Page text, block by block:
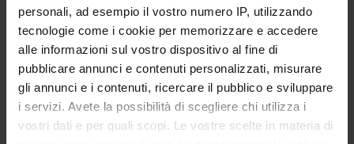
personali, ad esempio il vostro numero IP, utilizzando
tecnologie come i cookie per memorizzare e accedere
alle informazioni sul vostro dispositivo al fine di
pubblicare annunci e contenuti personalizzati, misurare
gli annunci e i contenuti, ricercare il pubblico e sviluppare
i servizi. Avete la possibilità di scegliere chi utilizza i
vostri dati e per quali scopi. Le vostre scelte in materia di
Temporary Assistant Professor
Moretti Francesca
Associate Professor
Nardello Francesca
Technical-administrative staff
Nardon Mauro